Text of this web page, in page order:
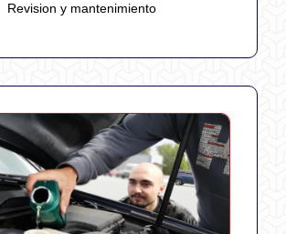
Revision y mantenimiento